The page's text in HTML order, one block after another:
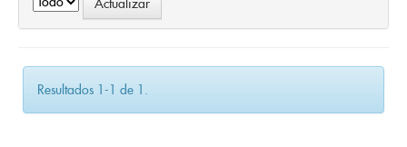
Resultados 1-1 de 1.